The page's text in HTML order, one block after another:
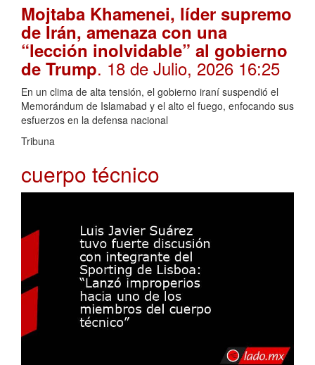
Mojtaba Khamenei, líder supremo
de Irán, amenaza con una
“lección inolvidable” al gobierno
de Trump. 18 de Julio, 2026 16:25
En un clima de alta tensión, el gobierno iraní suspendió el
Memorándum de Islamabad y el alto el fuego, enfocando sus
esfuerzos en la defensa nacional
Tribuna
cuerpo técnico